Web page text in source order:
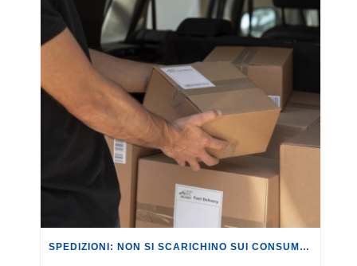
SPEDIZIONI: NON SI SCARICHINO SUI CONSUMATORI LE NUOVE TASSE SUI PACCHI EXTRA UE.